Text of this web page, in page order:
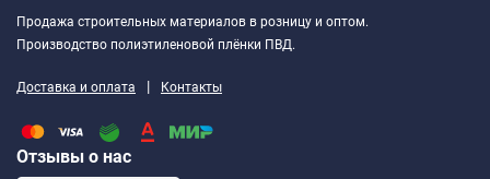
Продажа строительных материалов в розницу и оптом.
Производство полиэтиленовой плёнки ПВД.
Доставка и оплата | Контакты
Отзывы о нас